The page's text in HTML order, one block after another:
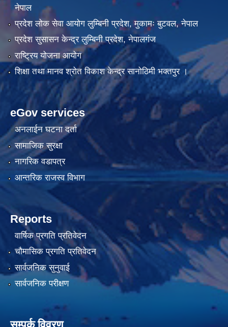
नेपाल
प्रदेश लोक सेवा आयोग लुम्बिनी प्रदेश, मुकामः बुटवल, नेपाल
प्रदेश सुसासन केन्द्र लुम्बिनी प्रदेश, नेपालगंज
राष्ट्रिय योजना आयोग
शिक्षा तथा मानव श्रोत विकाश केन्द्र सानोठिमी भक्तपुर ।
eGov services
अनलाईन घटना दर्ता
सामाजिक सुरक्षा
नागरिक वडापत्र
आन्तरिक राजस्व विभाग
Reports
वार्षिक प्रगति प्रतिवेदन
चौमासिक प्रगति प्रतिवेदन
सार्वजनिक सुनुवाई
सार्वजनिक परीक्षण